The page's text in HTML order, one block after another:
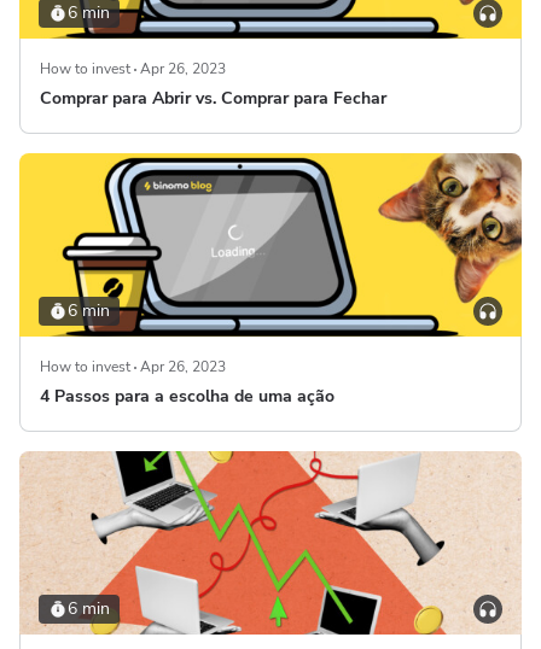
6 min
How to invest Apr 26, 2023
Comprar para Abrir vs. Comprar para Fechar
6 min
How to invest Apr 26, 2023
4 Passos para a escolha de uma ação
6 min